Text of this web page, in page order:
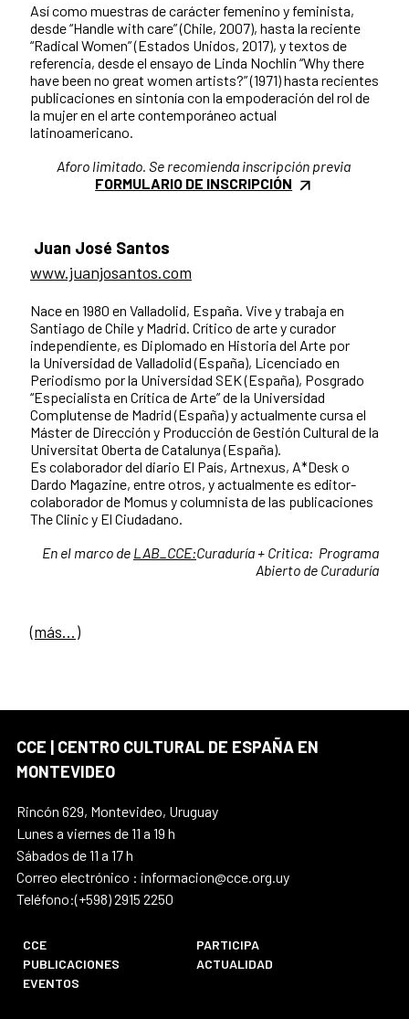
Así como muestras de carácter femenino y feminista,
desde “Handle with care” (Chile, 2007), hasta la reciente
“Radical Women” (Estados Unidos, 2017), y textos de
referencia, desde el ensayo de Linda Nochlin “Why there
have been no great women artists?” (1971) hasta recientes
publicaciones en sintonía con la empoderación del rol de
la mujer en el arte contemporáneo actual
latinoamericano.
Aforo limitado. Se recomienda inscripción previa
FORMULARIO DE INSCRIPCIÓN
Juan José Santos
www.juanjosantos.com
Nace en 1980 en Valladolid, España. Vive y trabaja en
Santiago de Chile y Madrid. Crítico de arte y curador
independiente, es Diplomado en Historia del Arte por
la Universidad de Valladolid (España), Licenciado en
Periodismo por la Universidad SEK (España), Posgrado
“Especialista en Crítica de Arte” de la Universidad
Complutense de Madrid (España) y actualmente cursa el
Máster de Dirección y Producción de Gestión Cultural de la
Universitat Oberta de Catalunya (España).
Es colaborador del diario El País, Artnexus, A*Desk o
Dardo Magazine, entre otros, y actualmente es editor-
colaborador de Momus y columnista de las publicaciones
The Clinic y El Ciudadano.
En el marco de LAB_CCE:Curaduría + Critica: Programa
Abierto de Curaduría
(más…)
CCE | CENTRO CULTURAL DE ESPAÑA EN
MONTEVIDEO
Rincón 629, Montevideo, Uruguay
Lunes a viernes de 11 a 19 h
Sábados de 11 a 17 h
Correo electrónico : informacion@cce.org.uy
Teléfono:(+598) 2915 2250
CCE
PARTICIPA
PUBLICACIONES
ACTUALIDAD
EVENTOS